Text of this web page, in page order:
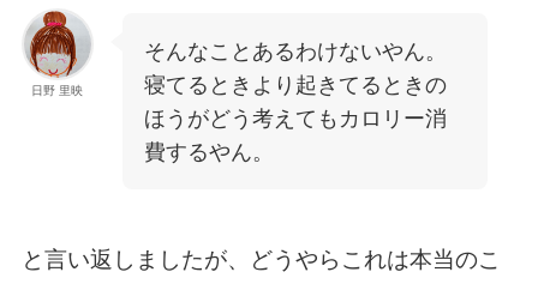
日野 里映
そんなことあるわけないやん。
寝てるときより起きてるときの
ほうがどう考えてもカロリー消
費するやん。
と言い返しましたが、どうやらこれは本当のこ